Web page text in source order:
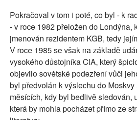
Pokračoval v tom i poté, co byl - k
- v roce 1982 přeložen do Londýna,
jmenován rezidentem KGB, tedy
V roce 1985 se však na základě
vysokého důstojníka CIA, který
objevilo sovětské podezření vůči
byl předvolán k výslechu do Moskvy
měsících, kdy byl bedlivě sledován,
která by mohla pocházet přímo ze